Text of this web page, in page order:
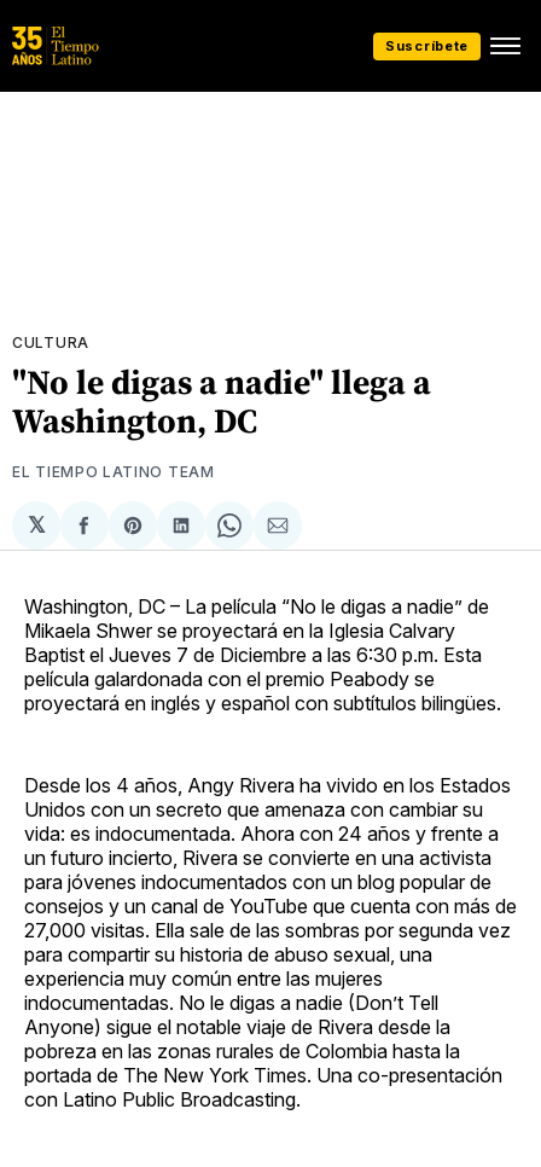
Suscríbete
CULTURA
"No le digas a nadie" llega a
Washington, DC
EL TIEMPO LATINO TEAM
𝕏
Compartir
en
Share
on
Compartir
en
Share
on
Compartir
via
Washington, DC – La película “No le digas a nadie” de
Mikaela Shwer se proyectará en la Iglesia Calvary
Baptist el Jueves 7 de Diciembre a las 6:30 p.m. Esta
película galardonada con el premio Peabody se
proyectará en inglés y español con subtítulos bilingües.
Desde los 4 años, Angy Rivera ha vivido en los Estados
Unidos con un secreto que amenaza con cambiar su
vida: es indocumentada. Ahora con 24 años y frente a
un futuro incierto, Rivera se convierte en una activista
para jóvenes indocumentados con un blog popular de
consejos y un canal de YouTube que cuenta con más de
27,000 visitas. Ella sale de las sombras por segunda vez
para compartir su historia de abuso sexual, una
experiencia muy común entre las mujeres
indocumentadas. No le digas a nadie (Don’t Tell
Anyone) sigue el notable viaje de Rivera desde la
pobreza en las zonas rurales de Colombia hasta la
portada de The New York Times. Una co-presentación
con Latino Public Broadcasting.